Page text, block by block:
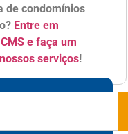
de condomínios
Entre em
e faça um
serviços!